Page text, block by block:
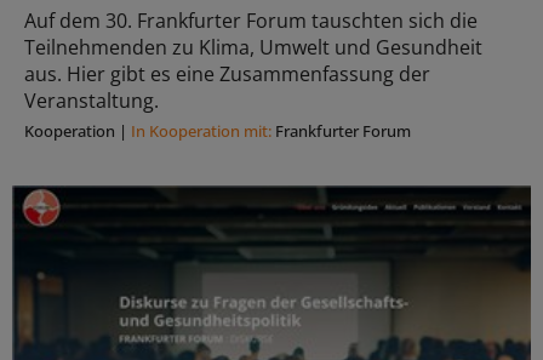
Auf dem 30. Frankfurter Forum tauschten sich die
Teilnehmenden zu Klima, Umwelt und Gesundheit
aus. Hier gibt es eine Zusammenfassung der
Veranstaltung.
Kooperation | In Kooperation mit: Frankfurter Forum